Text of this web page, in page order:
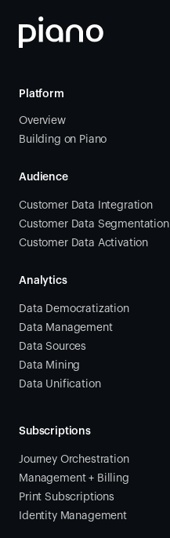
Platform
Overview
Building on Piano
Audience
Customer Data Integration
Customer Data Segmentation
Customer Data Activation
Analytics
Data Democratization
Data Management
Data Sources
Data Mining
Data Unification
Subscriptions
Journey Orchestration
Management + Billing
Print Subscriptions
Identity Management